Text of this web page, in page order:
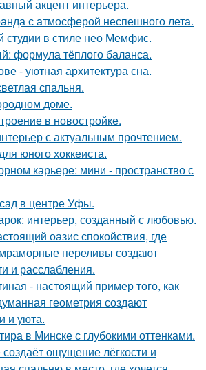
акцент интерьера.
с атмосферой неспешного лета.
студии в стиле нео Мемфис.
формула тёплого баланса.
- уютная архитектура сна.
спальня.
доме.
в новостройке.
с актуальным прочтением.
юного хоккеиста.
карьере: мини - пространство с
в центре Уфы.
интерьер, созданный с любовью.
оазис спокойствия, где
переливы создают
и расслабления.
- настоящий пример того, как
геометрия создают
и уюта.
в Минске с глубокими оттенками.
ощущение лёгкости и